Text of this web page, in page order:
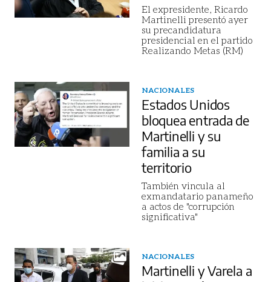
El expresidente, Ricardo
Martinelli presentó ayer
su precandidatura
presidencial en el partido
Realizando Metas (RM)
NACIONALES
Estados Unidos
bloquea entrada de
Martinelli y su
familia a su
territorio
También vincula al
exmandatario panameño
a actos de "corrupción
significativa"
NACIONALES
Martinelli y Varela a